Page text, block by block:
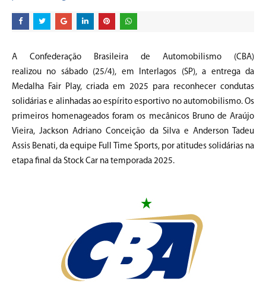
A Confederação Brasileira de Automobilismo (CBA)
realizou no sábado (25/4), em Interlagos (SP), a entrega da
Medalha Fair Play, criada em 2025 para reconhecer condutas
solidárias e alinhadas ao espírito esportivo no automobilismo. Os
primeiros homenageados foram os mecânicos Bruno de Araújo
Vieira, Jackson Adriano Conceição da Silva e Anderson Tadeu
Assis Benati, da equipe Full Time Sports, por atitudes solidárias na
etapa final da Stock Car na temporada 2025.